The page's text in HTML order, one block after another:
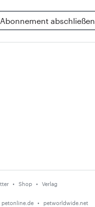
Abonnement abschließen
Shop Verlag
petonline.de petworldwide.net